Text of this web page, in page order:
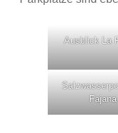
Ausblick La
Fajana